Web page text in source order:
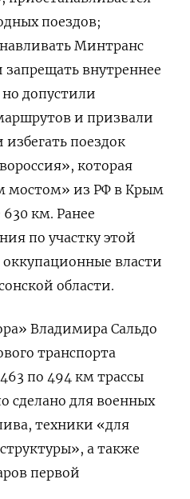
поездов;
Минтранс
внутреннее
допустили
и призвали
поездок
которая
мостом» из РФ в Крым
км. Ранее
по участку этой
оккупационные власти
области.
Владимира Сальдо
транспорта
по 494 км трассы
сделано для военных
техники «для
а также
первой